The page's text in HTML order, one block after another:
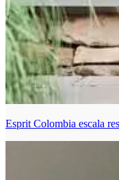
Esprit Colombia escala